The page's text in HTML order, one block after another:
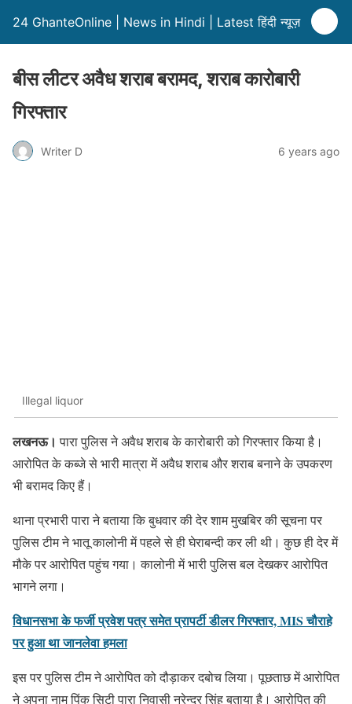
24 GhanteOnline | News in Hindi | Latest हिंदी न्यूज़
बीस लीटर अवैध शराब बरामद, शराब कारोबारी
गिरफ्तार
Writer D 6 years ago
Illegal liquor
लखनऊ। पारा पुलिस ने अवैध शराब के कारोबारी को गिरफ्तार किया है।
आरोपित के कब्जे से भारी मात्रा में अवैध शराब और शराब बनाने के उपकरण
भी बरामद किए हैं।
थाना प्रभारी पारा ने बताया कि बुधवार की देर शाम मुखबिर की सूचना पर
पुलिस टीम ने भातू कालोनी में पहले से ही घेराबन्दी कर ली थी। कुछ ही देर में
मौके पर आरोपित पहुंच गया। कालोनी में भारी पुलिस बल देखकर आरोपित
भागने लगा।
विधानसभा के फर्जी प्रवेश पत्र समेत प्रापर्टी डीलर गिरफ्तार, MIS चौराहे
पर हुआ था जानलेवा हमला
इस पर पुलिस टीम ने आरोपित को दौड़ाकर दबोच लिया। पूछताछ में आरोपित
ने अपना नाम पिंक सिटी पारा निवासी नरेन्द्र सिंह बताया है। आरोपित की